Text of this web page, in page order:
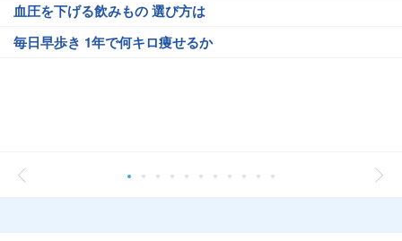
血圧を下げる飲みもの 選び方は
毎日早歩き 1年で何キロ痩せるか